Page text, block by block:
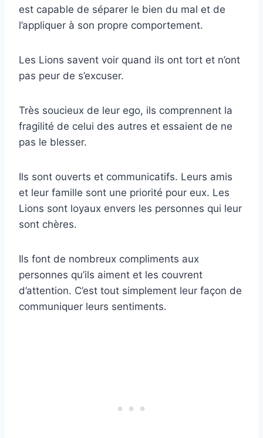
est capable de séparer le bien du mal et de
l’appliquer à son propre comportement.
Les Lions savent voir quand ils ont tort et n’ont
pas peur de s’excuser.
Très soucieux de leur ego, ils comprennent la
fragilité de celui des autres et essaient de ne
pas le blesser.
Ils sont ouverts et communicatifs. Leurs amis
et leur famille sont une priorité pour eux. Les
Lions sont loyaux envers les personnes qui leur
sont chères.
Ils font de nombreux compliments aux
personnes qu’ils aiment et les couvrent
d’attention. C’est tout simplement leur façon de
communiquer leurs sentiments.